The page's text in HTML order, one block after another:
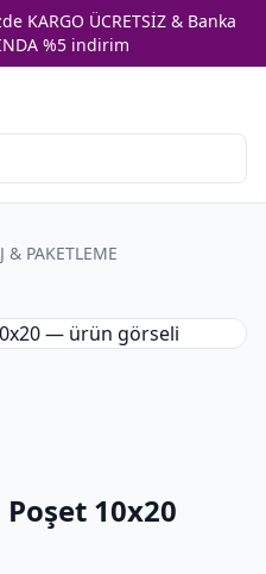
KARGO ÜCRETSİZ & Banka
%5 indirim
& PAKETLEME
Poşet 10x20